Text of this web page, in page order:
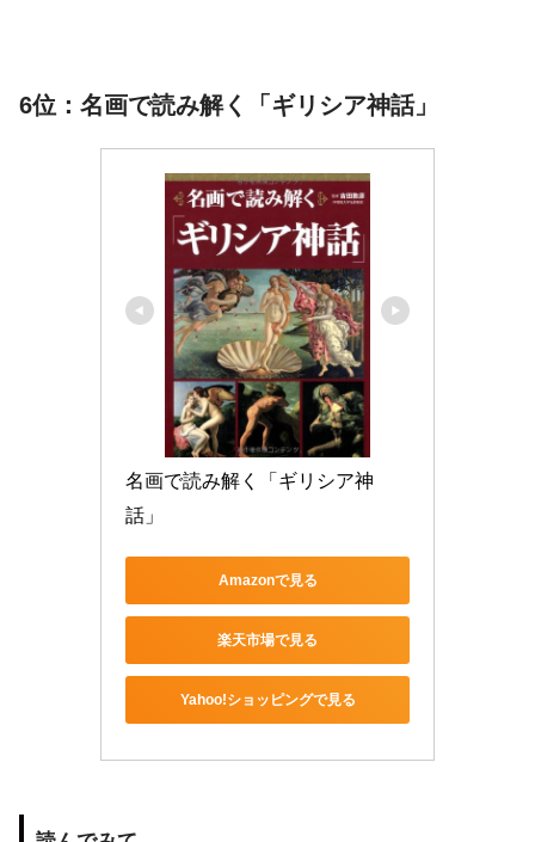
6位：名画で読み解く「ギリシア神話」
名画で読み解く「ギリシア神
話」
Amazonで見る
楽天市場で見る
Yahoo!ショッピングで見る